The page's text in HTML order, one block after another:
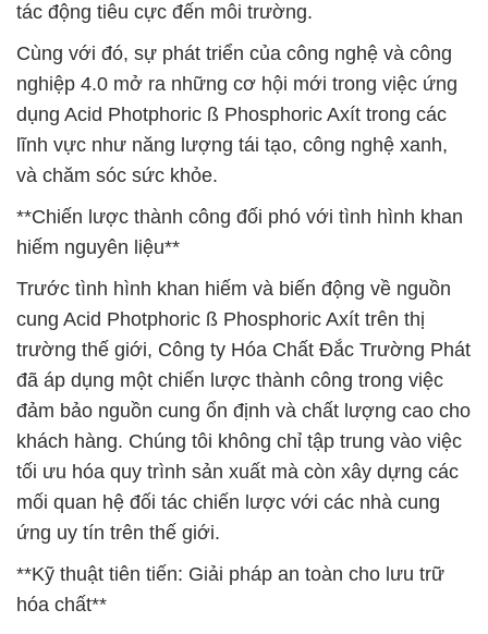
tác động tiêu cực đến môi trường.
Cùng với đó, sự phát triển của công nghệ và công
nghiệp 4.0 mở ra những cơ hội mới trong việc ứng
dụng Acid Photphoric ß Phosphoric Axít trong các
lĩnh vực như năng lượng tái tạo, công nghệ xanh,
và chăm sóc sức khỏe.
**Chiến lược thành công đối phó với tình hình khan
hiếm nguyên liệu**
Trước tình hình khan hiếm và biến động về nguồn
cung Acid Photphoric ß Phosphoric Axít trên thị
trường thế giới, Công ty Hóa Chất Đắc Trường Phát
đã áp dụng một chiến lược thành công trong việc
đảm bảo nguồn cung ổn định và chất lượng cao cho
khách hàng. Chúng tôi không chỉ tập trung vào việc
tối ưu hóa quy trình sản xuất mà còn xây dựng các
mối quan hệ đối tác chiến lược với các nhà cung
ứng uy tín trên thế giới.
**Kỹ thuật tiên tiến: Giải pháp an toàn cho lưu trữ
hóa chất**